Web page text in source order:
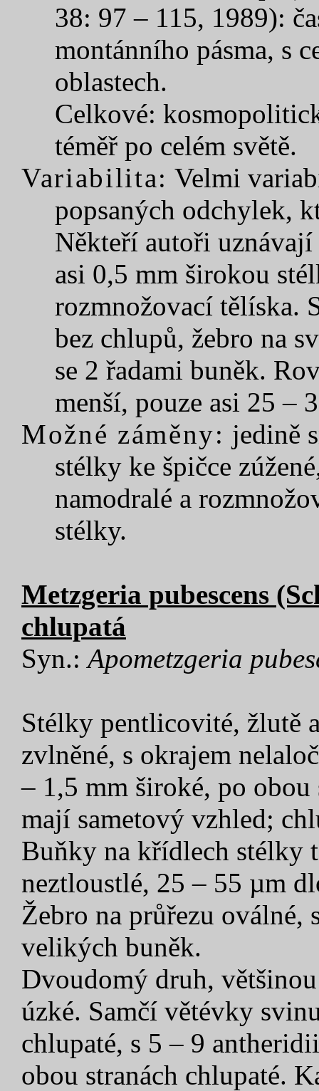
38: 97 – 115, 1989):
montánního pásma, s
oblastech.
Celkové:
téměř po celém světě.
Variabilita: Velmi
popsaných odchylek,
Někteří autoři
asi 0,5 mm širokou
rozmnožovací tělíska.
bez chlupů, žebro na
se 2 řadami buněk.
menší, pouze asi 25 –
Možné záměny: jedině
stélky ke špičce
namodralé a
stélky.
Metzgeria pubescens
chlupatá
Syn.:Apometzgeria
Stélky pentlicovité, žlutě
zvlněné, s okrajem
– 1,5 mm široké, po obou
mají sametový vzhled;
Buňky na křídlech stélky
neztloustlé, 25 – 55 µm
Žebro na průřezu oválné,
velikých buněk.
Dvoudomý druh,
úzké. Samčí větévky
chlupaté, s 5 – 9
obou stranách chlupaté.